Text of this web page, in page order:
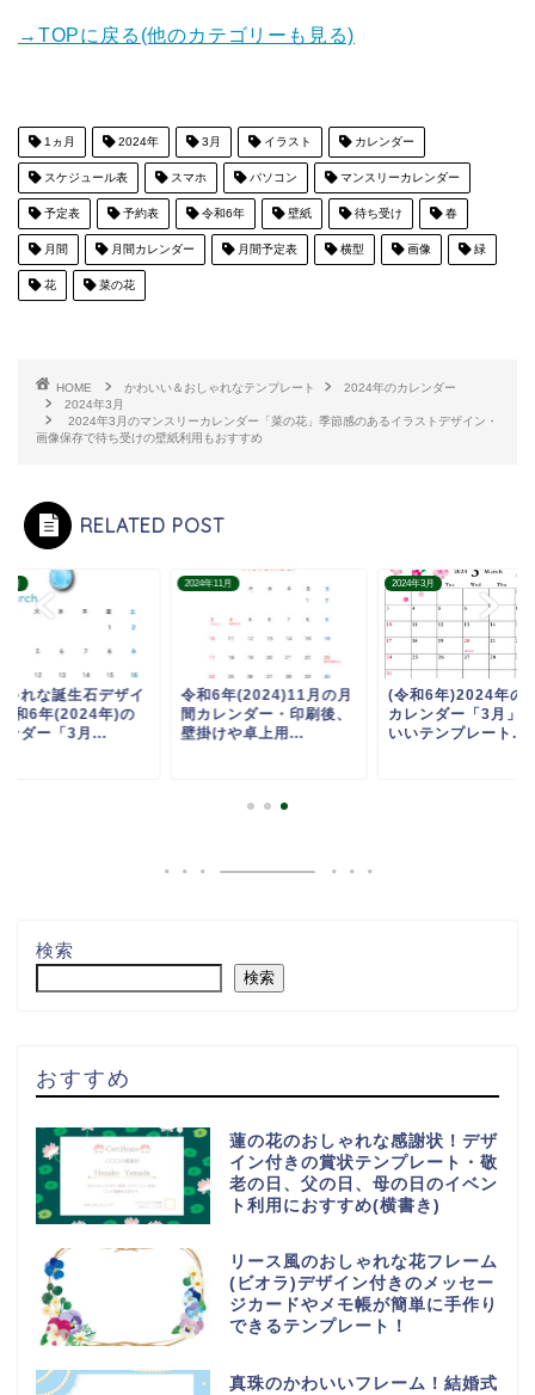
→TOPに戻る(他のカテゴリーも見る)
1ヵ月 2024年 3月 イラスト カレンダー
スケジュール表 スマホ パソコン マンスリーカレンダー
予定表 予約表 令和6年 壁紙 待ち受け 春
月間 月間カレンダー 月間予定表 横型 画像 緑
花 菜の花
HOME かわいい＆おしゃれなテンプレート
2024年のカレンダー
2024年3月
2024年3月のマンスリーカレンダー「菜の花」季節感のあるイラストデザイン・
画像保存で待ち受けの壁紙利用もおすすめ
RELATED POST
3月
ゃれな誕生石デザイ
和6年(2024年)の
ンダー「3月...
2024年11月
令和6年(2024)11月の月
間カレンダー・印刷後、
壁掛けや卓上用...
2024年3月
(令和6年)2024年の
カレンダー「3月」
いいテンプレート...
検索
検索
おすすめ
蓮の花のおしゃれな感謝状！デザ
イン付きの賞状テンプレート・敬
老の日、父の日、母の日のイベン
ト利用におすすめ(横書き)
リース風のおしゃれな花フレーム
(ビオラ)デザイン付きのメッセー
ジカードやメモ帳が簡単に手作り
できるテンプレート！
真珠のかわいいフレーム！結婚式